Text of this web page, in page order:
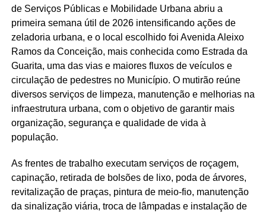
de Serviços Públicas e Mobilidade Urbana abriu a
primeira semana útil de 2026 intensificando ações de
zeladoria urbana, e o local escolhido foi Avenida Aleixo
Ramos da Conceição, mais conhecida como Estrada da
Guarita, uma das vias e maiores fluxos de veículos e
circulação de pedestres no Município. O mutirão reúne
diversos serviços de limpeza, manutenção e melhorias na
infraestrutura urbana, com o objetivo de garantir mais
organização, segurança e qualidade de vida à
população.
As frentes de trabalho executam serviços de roçagem,
capinação, retirada de bolsões de lixo, poda de árvores,
revitalização de praças, pintura de meio-fio, manutenção
da sinalização viária, troca de lâmpadas e instalação de